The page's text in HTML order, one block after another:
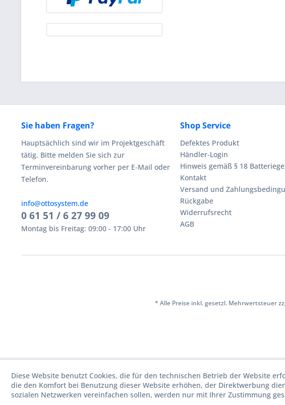
Sie haben Fragen?
Hauptsächlich sind wir im Projektgeschäft
tätig. Bitte melden Sie sich zur
Terminvereinbarung vorher per E-Mail oder
Telefon.
info@ottosystem.de
0 61 51 / 6 27 99 09
Montag bis Freitag: 09:00 - 17:00 Uhr
Shop Service
Defektes Produkt
Händler-Login
Hinweis gemäß § 18
Kontakt
Versand und
Rückgabe
Widerrufsrecht
AGB
* Alle Preise inkl. gesetzl. Mehrwertsteuer
Diese Website benutzt Cookies, die für den technischen Betrieb der Website
die den Komfort bei Benutzung dieser Website erhöhen, der Direktwerbung
sozialen Netzwerken vereinfachen sollen, werden nur mit Ihrer Zustimmung